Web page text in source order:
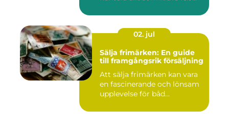
02. jul
Sälja frimärken: En guide
till framgångsrik försäljning
Att sälja frimärken kan vara
en fascinerande och lönsam
upplevelse för båd...